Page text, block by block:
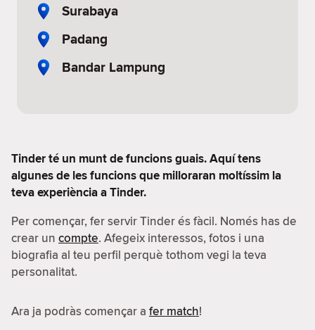
Surabaya
Padang
Bandar Lampung
Tinder té un munt de funcions guais. Aquí tens
algunes de les funcions que milloraran moltíssim la
teva experiència a Tinder.
Per començar, fer servir Tinder és fàcil. Només has de
crear un compte. Afegeix interessos, fotos i una
biografia al teu perfil perquè tothom vegi la teva
personalitat.
Ara ja podràs començar a fer match!